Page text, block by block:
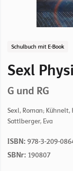
Schulbuch mit E-Book
Sexl
G und RG
Sexl, Roman; Kühnelt,
Sattlberger, Eva
ISBN: 978-3-209-
SBNr: 190807